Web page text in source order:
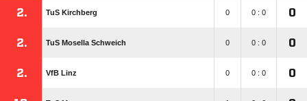
2. TuS Kirchberg 0 0 : 0 0
2. TuS Mosella Schweich 0 0 : 0 0
2. VfB Linz 0 0 : 0 0